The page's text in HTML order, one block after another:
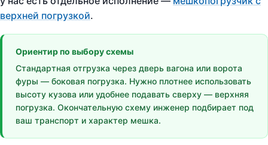
верхней погрузкой.
Ориентир по выбору схемы
Стандартная отгрузка через дверь вагона или ворота
фуры — боковая погрузка. Нужно плотнее использовать
высоту кузова или удобнее подавать сверху — верхняя
погрузка. Окончательную схему инженер подбирает под
ваш транспорт и характер мешка.